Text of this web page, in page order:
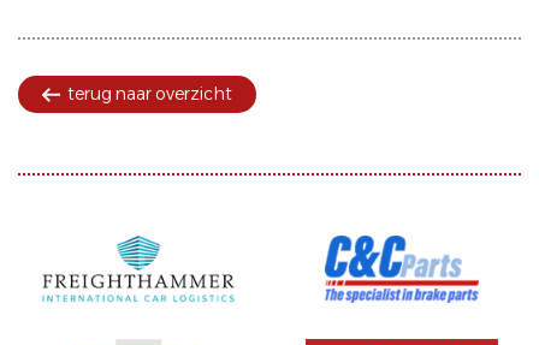
terug naar overzicht